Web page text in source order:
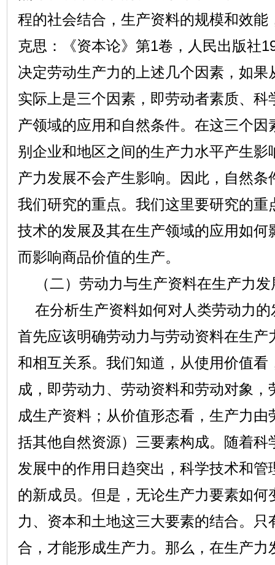
程的社会结合，生产资料的规模和效能
克思：《资本论》第1卷，人民出版社
决定劳动生产力的上述几个因素，如果
实际上是三个因素，即劳动者素质、科
产领域的应用和自然条件。在这三个因
别企业和地区之间的生产力水平产生影
产力发展不会产生影响。因此，自然条
我们研究的重点。我们这里要研究的重
技术的发展及其在生产领域的应用如何
而影响商品价值的生产。
（二）劳动力与生产资料在生产力发
在分析生产资料如何对人类劳动力的
首先应该明确劳动力与劳动资料在生产
和相互关系。我们知道，从使用价值看
成，即劳动力、劳动资料和劳动对象，
成生产资料；从价值形态看，生产力由
括其他自然资源）三要素构成。随着科
发展中的作用日趋突出，科学技术和管
的新成员。但是，无论生产力要素如何
力、资本和土地这三大要素的结合。只
合，才能形成生产力。那么，在生产力